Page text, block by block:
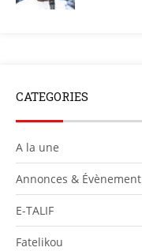
CATEGORIES
A la une
Annonces & Évènement
E-TALIF
Fatelikou